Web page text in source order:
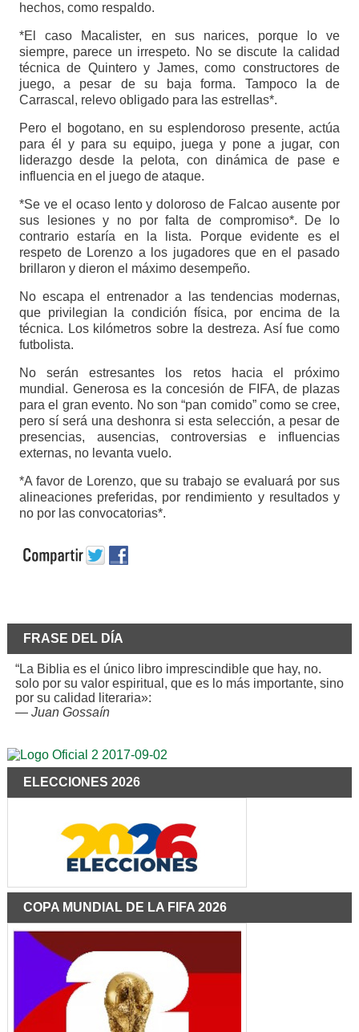
hechos, como respaldo.
*El caso Macalister, en sus narices, porque lo ve
siempre, parece un irrespeto. No se discute la calidad
técnica de Quintero y James, como constructores de
juego, a pesar de su baja forma. Tampoco la de
Carrascal, relevo obligado para las estrellas*.
Pero el bogotano, en su esplendoroso presente, actúa
para él y para su equipo, juega y pone a jugar, con
liderazgo desde la pelota, con dinámica de pase e
influencia en el juego de ataque.
*Se ve el ocaso lento y doloroso de Falcao ausente por
sus lesiones y no por falta de compromiso*. De lo
contrario estaría en la lista. Porque evidente es el
respeto de Lorenzo a los jugadores que en el pasado
brillaron y dieron el máximo desempeño.
No escapa el entrenador a las tendencias modernas,
que privilegian la condición física, por encima de la
técnica. Los kilómetros sobre la destreza. Así fue como
futbolista.
No serán estresantes los retos hacia el próximo
mundial. Generosa es la concesión de FIFA, de plazas
para el gran evento. No son “pan comido” como se cree,
pero sí será una deshonra si esta selección, a pesar de
presencias, ausencias, controversias e influencias
externas, no levanta vuelo.
*A favor de Lorenzo, que su trabajo se evaluará por sus
alineaciones preferidas, por rendimiento y resultados y
no por las convocatorias*.
FRASE DEL DÍA
“La Biblia es el único libro imprescindible que hay, no.
solo por su valor espiritual, que es lo más importante, sino
por su calidad literaria»:
— Juan Gossaín
ELECCIONES 2026
COPA MUNDIAL DE LA FIFA 2026